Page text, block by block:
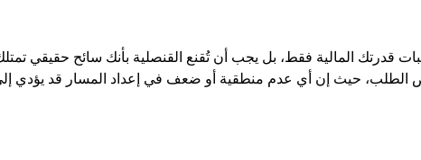
قدرتك المالية فقط، بل يجب أن تُقنع القنصلية بأنك سائح حقيقي
الطلب، حيث إن أي عدم منطقية أو ضعف في إعداد المسار قد يؤدي